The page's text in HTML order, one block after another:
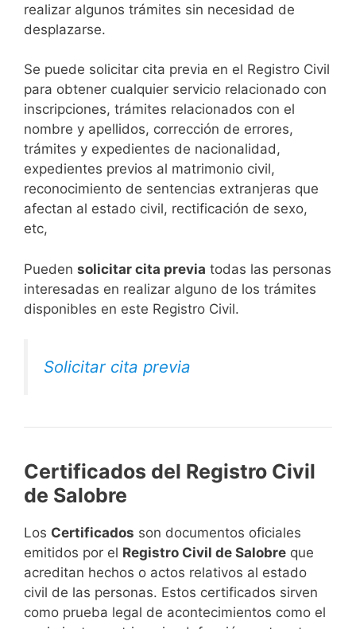
realizar algunos trámites sin necesidad de
desplazarse.​
Se puede solicitar cita previa en el Registro Civil
para obtener cualquier servicio relacionado con
inscripciones, trámites relacionados con el
nombre y apellidos, corrección de errores,
trámites y expedientes de nacionalidad,
expedientes previos al matrimonio civil,
reconocimiento de sentencias extranjeras que
afectan al estado civil, rectificación de sexo,
etc,
​Pueden solicitar cita previa todas las personas
interesadas en realizar alguno de los trámites
disponibles en este Registro Civil.​
Solicitar cita previa
Certificados del Registro Civil
de Salobre
Los Certificados son documentos oficiales
emitidos por el Registro Civil de Salobre que
acreditan hechos o actos relativos al estado
civil de las personas. Estos certificados sirven
como prueba legal de acontecimientos como el